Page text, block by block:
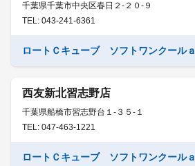
千葉県千葉市中央区春日２-２０-９
TEL: 043-241-6361
ロートＣキューブ ソフトワンクールａ
西友新北習志野店
千葉県船橋市習志野台１-３５-１
TEL: 047-463-1221
ロートＣキューブ ソフトワンクールａ